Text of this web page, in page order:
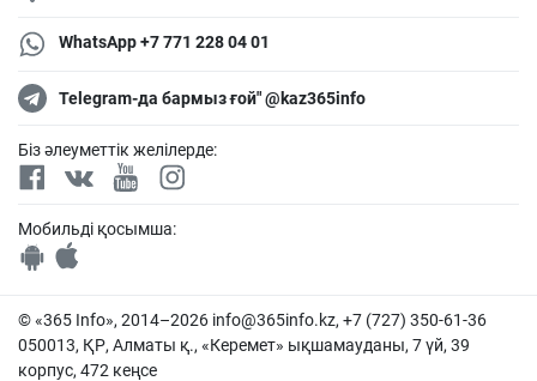
WhatsApp +7 771 228 04 01
Telegram-да бармыз ғой" @kaz365info
Біз әлеуметтік желілерде:
Мобильді қосымша:
© «365 Info», 2014–2026 info@365info.kz, +7 (727) 350-61-36
050013, ҚР, Алматы қ., «Керемет» ықшамауданы, 7 үй, 39
корпус, 472 кеңсе